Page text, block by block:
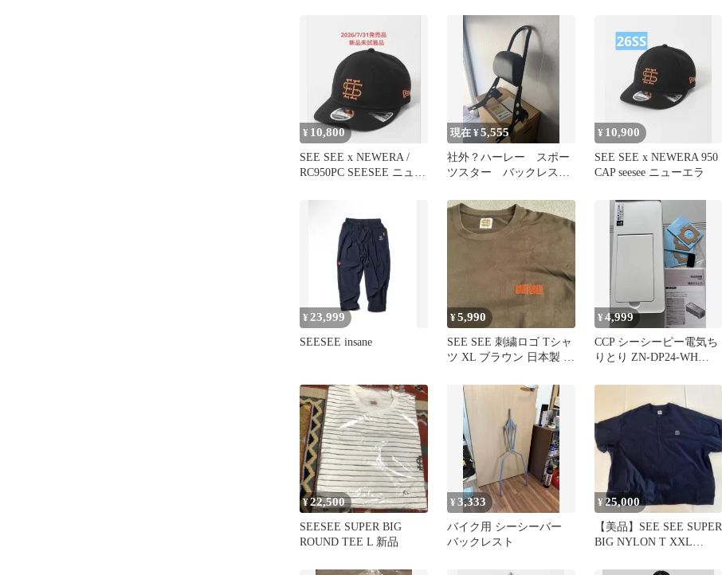
¥ 10,800
SEE SEE x NEWERA /
RC950PC SEESEE ニュー
現在 ¥5,555
社外？ハーレー スポー
ツスター バックレス
¥ 10,900
SEE SEE x NEWERA 950
CAP seesee ニューエラ
¥ 23,999
SEESEE insane
¥5,990
SEE SEE 刺繍ロゴ Tシャ
ツ XL ブラウン 日本製 シ
¥4,999
CCP シーシーピー電気ち
りとり ZN-DP24-WH
¥22,500
SEESEE SUPER BIG
ROUND TEE L 新品
¥3,333
バイク用 シーシーバー
バックレスト
¥25,000
【美品】SEE SEE SUPER
BIG NYLON T XXL